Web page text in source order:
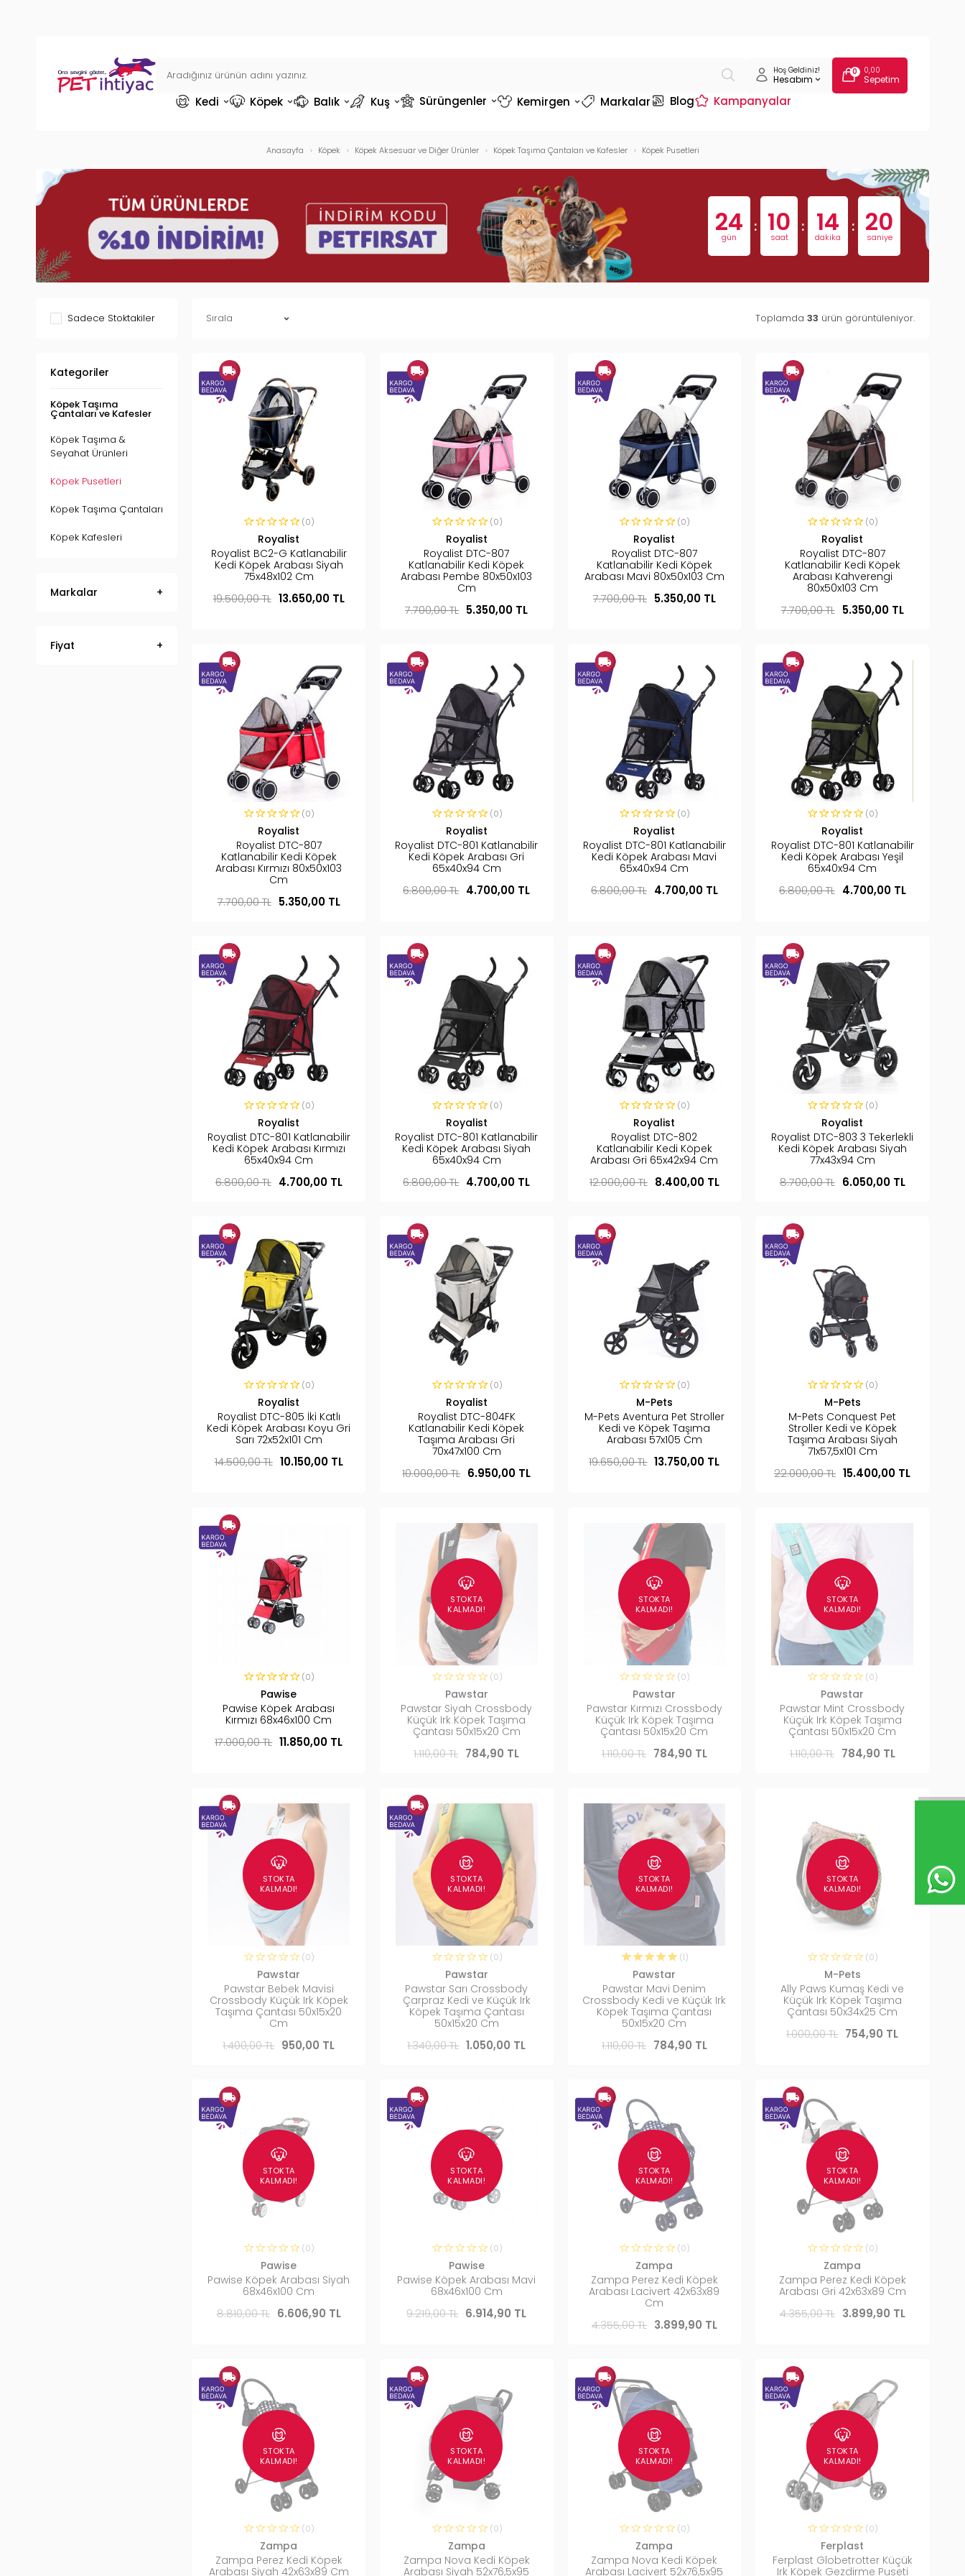
Hoş Geldiniz!
Hesabım
0 0,00
Sepetim
Kedi Köpek Balık Kuş Sürüngenler Kemirgen Markalar Blog Kampanyalar
Anasayfa Köpek Köpek Aksesuar ve Diğer Ürünler Köpek Taşıma Çantaları ve Kafesler Köpek Pusetleri
24
gün
: 10
saat
: 14
dakika
: 19
saniye
Sadece Stoktakiler
Kategoriler
Köpek Taşıma
Çantaları ve Kafesler
Köpek Taşıma &
Seyahat Ürünleri
Köpek Pusetleri
Köpek Taşıma Çantaları
Köpek Kafesleri
Markalar
Fiyat
Toplamda 33 ürün görüntüleniyor.
(0)
Royalist
Royalist BC2-G Katlanabilir
Kedi Köpek Arabası Siyah
75x48x102 Cm
19.500,00 TL 13.650,00 TL
(0)
Royalist
Royalist DTC-807
Katlanabilir Kedi Köpek
Arabası Pembe 80x50x103
Cm
7.700,00 TL 5.350,00 TL
(0)
Royalist
Royalist DTC-807
Katlanabilir Kedi Köpek
Arabası Mavi 80x50x103 Cm
7.700,00 TL 5.350,00 TL
(0)
Royalist
Royalist DTC-807
Katlanabilir Kedi Köpek
Arabası Kahverengi
80x50x103 Cm
7.700,00 TL 5.350,00 TL
(0)
Royalist
Royalist DTC-807
Katlanabilir Kedi Köpek
Arabası Kırmızı 80x50x103
Cm
7.700,00 TL 5.350,00 TL
(0)
Royalist
Royalist DTC-801 Katlanabilir
Kedi Köpek Arabası Gri
65x40x94 Cm
6.800,00 TL 4.700,00 TL
(0)
Royalist
Royalist DTC-801 Katlanabilir
Kedi Köpek Arabası Mavi
65x40x94 Cm
6.800,00 TL 4.700,00 TL
(0)
Royalist
Royalist DTC-801 Katlanabilir
Kedi Köpek Arabası Yeşil
65x40x94 Cm
6.800,00 TL 4.700,00 TL
(0)
Royalist
Royalist DTC-801 Katlanabilir
Kedi Köpek Arabası Kırmızı
65x40x94 Cm
6.800,00 TL 4.700,00 TL
(0)
Royalist
Royalist DTC-801 Katlanabilir
Kedi Köpek Arabası Siyah
65x40x94 Cm
6.800,00 TL 4.700,00 TL
(0)
Royalist
Royalist DTC-802
Katlanabilir Kedi Köpek
Arabası Gri 65x42x94 Cm
12.000,00 TL 8.400,00 TL
(0)
Royalist
Royalist DTC-803 3 Tekerlekli
Kedi Köpek Arabası Siyah
77x43x94 Cm
8.700,00 TL 6.050,00 TL
(0)
Royalist
Royalist DTC-805 İki Katlı
Kedi Köpek Arabası Koyu Gri
Sarı 72x52x101 Cm
14.500,00 TL 10.150,00 TL
(0)
Royalist
Royalist DTC-804FK
Katlanabilir Kedi Köpek
Taşıma Arabası Gri
70x47x100 Cm
10.000,00 TL 6.950,00 TL
(0)
M-Pets
M-Pets Aventura Pet Stroller
Kedi ve Köpek Taşıma
Arabası 57x105 Cm
19.650,00 TL 13.750,00 TL
(0)
M-Pets
M-Pets Conquest Pet
Stroller Kedi ve Köpek
Taşıma Arabası Siyah
71x57,5x101 Cm
22.000,00 TL 15.400,00 TL
(0)
Pawise
Pawise Köpek Arabası
Kırmızı 68x46x100 Cm
17.000,00 TL 11.850,00 TL
STOKTA
KALMADI!
(0)
Pawstar
Pawstar Siyah Crossbody
Küçük Irk Köpek Taşıma
Çantası 50x15x20 Cm
1.110,00 TL 784,90 TL
STOKTA
KALMADI!
(0)
Pawstar
Pawstar Kırmızı Crossbody
Küçük Irk Köpek Taşıma
Çantası 50x15x20 Cm
1.110,00 TL 784,90 TL
STOKTA
KALMADI!
(0)
Pawstar
Pawstar Mint Crossbody
Küçük Irk Köpek Taşıma
Çantası 50x15x20 Cm
1.110,00 TL 784,90 TL
STOKTA
KALMADI!
(0)
Pawstar
Pawstar Bebek Mavisi
Crossbody Küçük Irk Köpek
Taşıma Çantası 50x15x20
Cm
1.400,00 TL 950,00 TL
STOKTA
KALMADI!
(0)
Pawstar
Pawstar Sarı Crossbody
Çarpraz Kedi ve Küçük Irk
Köpek Taşıma Çantası
50x15x20 Cm
1.340,00 TL 1.050,00 TL
STOKTA
KALMADI!
(1)
Pawstar
Pawstar Mavi Denim
Crossbody Kedi ve Küçük Irk
Köpek Taşıma Çantası
50x15x20 Cm
1.110,00 TL 784,90 TL
STOKTA
KALMADI!
(0)
M-Pets
Ally Paws Kumaş Kedi ve
Küçük Irk Köpek Taşıma
Çantası 50x34x25 Cm
1.000,00 TL 754,90 TL
STOKTA
KALMADI!
(0)
Pawise
Pawise Köpek Arabası Siyah
68x46x100 Cm
8.810,00 TL 6.606,90 TL
STOKTA
KALMADI!
(0)
Pawise
Pawise Köpek Arabası Mavi
68x46x100 Cm
9.219,00 TL 6.914,90 TL
STOKTA
KALMADI!
(0)
Zampa
Zampa Perez Kedi Köpek
Arabası Lacivert 42x63x89
Cm
4.355,00 TL 3.899,90 TL
STOKTA
KALMADI!
(0)
Zampa
Zampa Perez Kedi Köpek
Arabası Gri 42x63x89 Cm
4.355,00 TL 3.899,90 TL
STOKTA
KALMADI!
(0)
Zampa
Zampa Perez Kedi Köpek
Arabası Siyah 42x63x89 Cm
STOKTA
KALMADI!
(0)
Zampa
Zampa Nova Kedi Köpek
Arabası Siyah 52x76,5x95
STOKTA
KALMADI!
(0)
Zampa
Zampa Nova Kedi Köpek
Arabası Lacivert 52x76,5x95
STOKTA
KALMADI!
(0)
Ferplast
Ferplast Globetrotter Küçük
Irk Köpek Gezdirme Puseti